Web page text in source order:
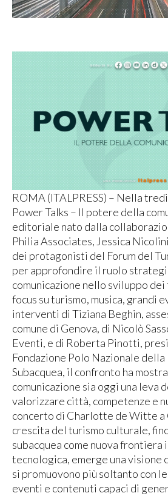
ROMA (ITALPRESS) – Nella
Power Talks – Il potere della
editoriale nato dalla
Philia Associates, Jessica
dei protagonisti del Forum del
per approfondire il ruolo
comunicazione nello sviluppo
focus su turismo, musica, grandi
interventi di Tiziana Beghin,
comune di Genova, di Nicolò
Eventi, e di Roberta Pinotti,
Fondazione Polo Nazionale
Subacquea, il confronto ha
comunicazione sia oggi una leva
valorizzare città, competenze e
concerto di Charlotte de Witte a
crescita del turismo culturale,
subacquea come nuova frontiera
tecnologica, emerge una visione
si promuovono più soltanto con
eventi e contenuti capaci di